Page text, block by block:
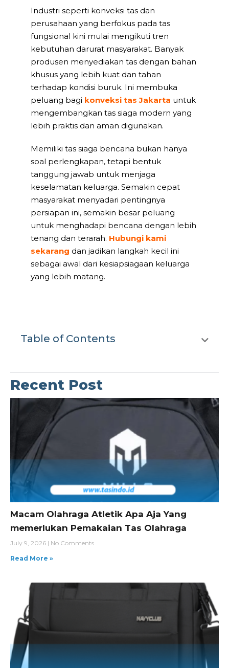
Industri seperti konveksi tas dan
perusahaan yang berfokus pada tas
fungsional kini mulai mengikuti tren
kebutuhan darurat masyarakat. Banyak
produsen menyediakan tas dengan bahan
khusus yang lebih kuat dan tahan
terhadap kondisi buruk. Ini membuka
peluang bagi konveksi tas Jakarta untuk
mengembangkan tas siaga modern yang
lebih praktis dan aman digunakan.
Memiliki tas siaga bencana bukan hanya
soal perlengkapan, tetapi bentuk
tanggung jawab untuk menjaga
keselamatan keluarga. Semakin cepat
masyarakat menyadari pentingnya
persiapan ini, semakin besar peluang
untuk menghadapi bencana dengan lebih
tenang dan terarah. Hubungi kami
sekarang dan jadikan langkah kecil ini
sebagai awal dari kesiapsiagaan keluarga
yang lebih matang.
Table of Contents
Recent Post
Macam Olahraga Atletik Apa Aja Yang
memerlukan Pemakaian Tas Olahraga
July 9, 2026
No Comments
Read More »